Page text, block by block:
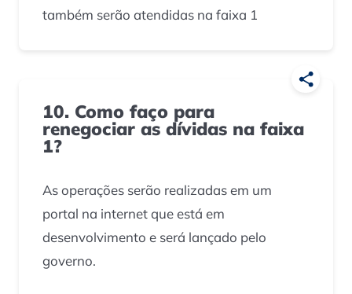
também serão atendidas na faixa 1
10. Como faço para
renegociar as dívidas na faixa
1?
As operações serão realizadas em um
portal na internet que está em
desenvolvimento e será lançado pelo
governo.